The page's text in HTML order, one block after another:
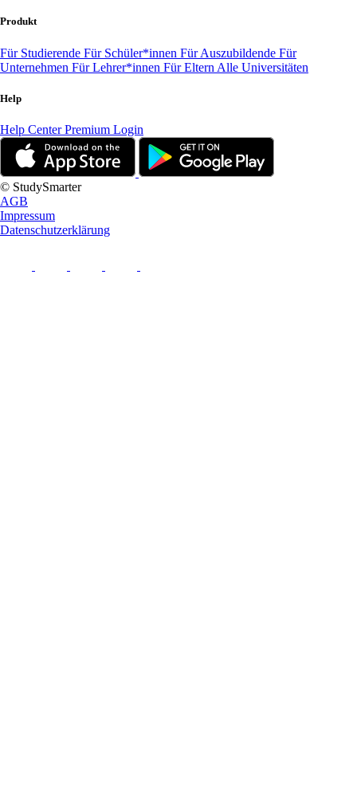
Produkt
Für Studierende Für Schüler*innen Für Auszubildende Für
Unternehmen Für Lehrer*innen Für Eltern Alle Universitäten
Help
Help CenterPremium Login
© StudySmarter
AGB
Impressum
Datenschutzerklärung